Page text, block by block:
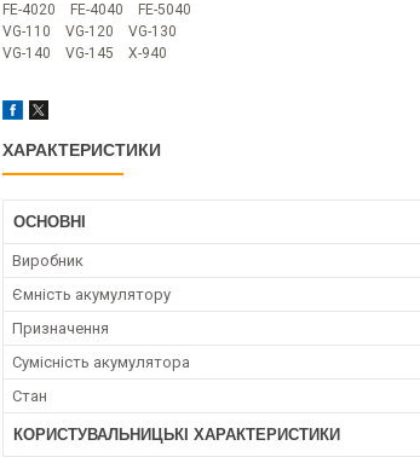
FE-4020 FE-4040 FE-5040
VG-110 VG-120 VG-130
VG-140 VG-145 X-940
ХАРАКТЕРИСТИКИ
ОСНОВНІ
Виробник
Ємність акумулятору
Призначення
Сумісність акумулятора
Стан
КОРИСТУВАЛЬНИЦЬКІ ХАРАКТЕРИСТИКИ